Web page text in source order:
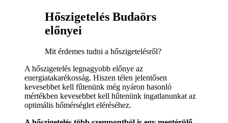
Hőszigetelés Budaörs
előnyei
Mit érdemes tudni a hőszigetelésről?
A hőszigetelés legnagyobb előnye az
energiatakarékosság. Hiszen télen jelentősen
kevesebbet kell fűtenünk még nyáron hasonló
mértékben kevesebbet kell hűtenünk ingatlanunkat az
optimális hőmérséglet eléréséhez.